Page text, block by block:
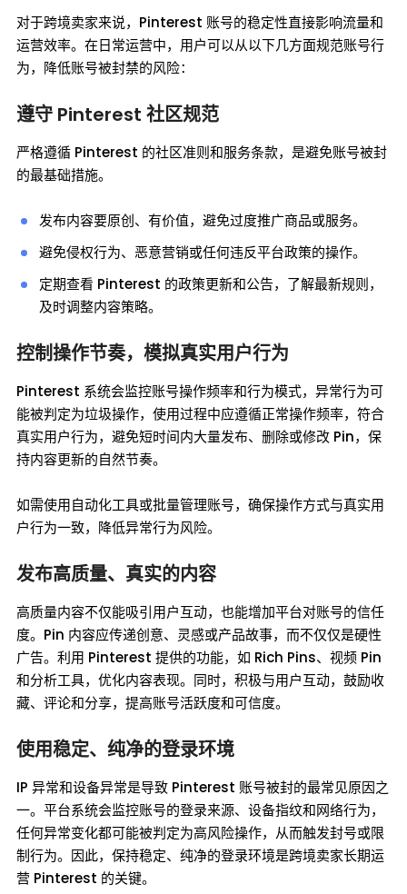
对于跨境卖家来说，Pinterest 账号的稳定性直接影响流量和
运营效率。在日常运营中，用户可以从以下几方面规范账号行
为，降低账号被封禁的风险：
遵守 Pinterest 社区规范
严格遵循 Pinterest 的社区准则和服务条款，是避免账号被封
的最基础措施。
发布内容要原创、有价值，避免过度推广商品或服务。
避免侵权行为、恶意营销或任何违反平台政策的操作。
定期查看 Pinterest 的政策更新和公告，了解最新规则，
及时调整内容策略。
控制操作节奏，模拟真实用户行为
Pinterest 系统会监控账号操作频率和行为模式，异常行为可
能被判定为垃圾操作，使用过程中应遵循正常操作频率，符合
真实用户行为，避免短时间内大量发布、删除或修改 Pin，保
持内容更新的自然节奏。
如需使用自动化工具或批量管理账号，确保操作方式与真实用
户行为一致，降低异常行为风险。
发布高质量、真实的内容
高质量内容不仅能吸引用户互动，也能增加平台对账号的信任
度。Pin 内容应传递创意、灵感或产品故事，而不仅仅是硬性
广告。利用 Pinterest 提供的功能，如 Rich Pins、视频 Pin
和分析工具，优化内容表现。同时，积极与用户互动，鼓励收
藏、评论和分享，提高账号活跃度和可信度。
使用稳定、纯净的登录环境
IP 异常和设备异常是导致 Pinterest 账号被封的最常见原因之
一。平台系统会监控账号的登录来源、设备指纹和网络行为，
任何异常变化都可能被判定为高风险操作，从而触发封号或限
制行为。因此，保持稳定、纯净的登录环境是跨境卖家长期运
营 Pinterest 的关键。